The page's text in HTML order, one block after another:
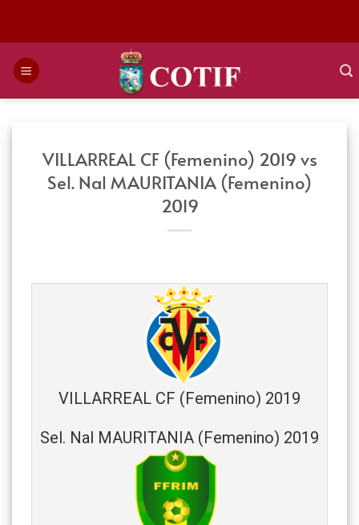
VILLARREAL CF (Femenino) 2019 vs
Sel. Nal MAURITANIA (Femenino)
2019
VILLARREAL CF (Femenino) 2019
Sel. Nal MAURITANIA (Femenino) 2019